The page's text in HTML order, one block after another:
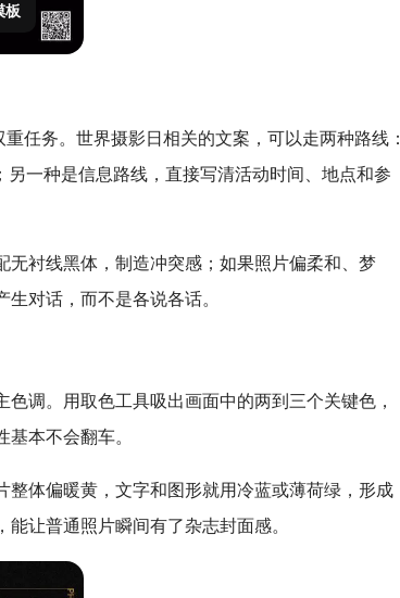
板
任务。世界摄影日相关的文案，可以走两种路线：
一种是信息路线，直接写清活动时间、地点和参
衬线黑体，制造冲突感；如果照片偏柔和、梦
对话，而不是各说各话。
调。用取色工具吸出画面中的两到三个关键色，
本不会翻车。
体偏暖黄，文字和图形就用冷蓝或薄荷绿，形成
让普通照片瞬间有了杂志封面感。